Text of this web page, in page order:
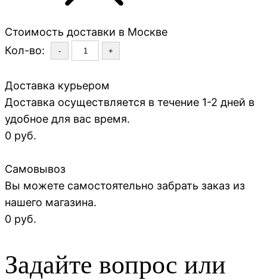
Стоимость доставки в Москве
Кол-во:
- +
Доставка курьером
Доставка осуществляется в течение 1-2 дней в
удобное для вас время.
0 руб.
Самовывоз
Вы можете самостоятельно забрать заказ из
нашего магазина.
0 руб.
Задайте вопрос или